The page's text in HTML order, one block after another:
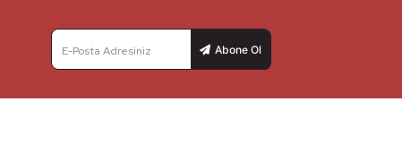
Abone Ol
E-Posta Adresiniz